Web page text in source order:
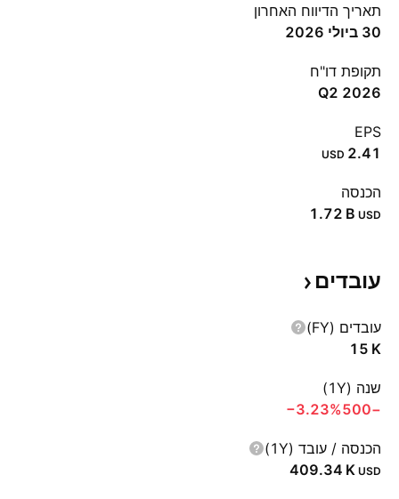
תאריך הדיווח האחרון
30 ביולי 2026
תקופת דו"ח
Q2 2026
EPS
2.41
USD
הכנסה
‪1.72 B‬ USD
עובדים
עובדים (FY)
‪15 K‬
שנה (1Y)
−500
‪−3.23%‬
הכנסה / עובד (1Y)
‪409.34 K‬ USD